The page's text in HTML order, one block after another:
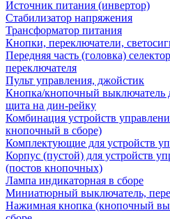
Источник питания (инвертор)
Стабилизатор напряжения
Трансформатор питания
Кнопки, переключатели,
Передняя часть (головка)
переключателя
Пульт управления, джойстик
Кнопка/кнопочный выключатель
щита на дин-рейку
Комбинация устройств
кнопочный в сборе)
Комплектующие для устройств
Корпус (пустой) для устройств
(постов кнопочных)
Лампа индикаторная в сборе
Миниатюрный выключатель,
Нажимная кнопка (кнопочный